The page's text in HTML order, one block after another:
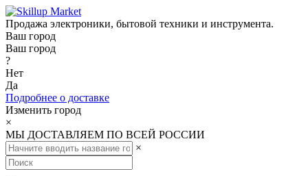
Продажа электроники, бытовой техники и инструмента.
Ваш город
Ваш город
?
Нет
Да
Подробнее о доставке
Изменить город
×
МЫ ДОСТАВЛЯЕМ ПО ВСЕЙ РОССИИ
×